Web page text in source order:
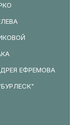
ЕФРЕМОВА